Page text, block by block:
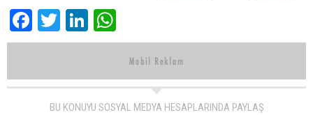
Facebook
TwitterLinkedIn
BU KONUYU SOSYAL MEDYA HESAPLARINDA PAYLAŞ